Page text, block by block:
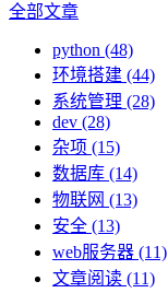
全部文章
python (48)
环境搭建 (44)
系统管理 (28)
dev (28)
杂项 (15)
数据库 (14)
物联网 (13)
安全 (13)
web服务器 (11)
文章阅读 (11)